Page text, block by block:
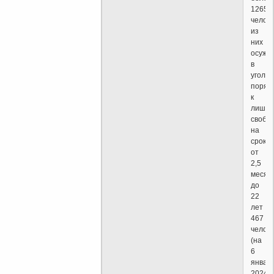
1265
из
них
в
к
на
срок
от
2,5
до
22
лет
467
(на
6